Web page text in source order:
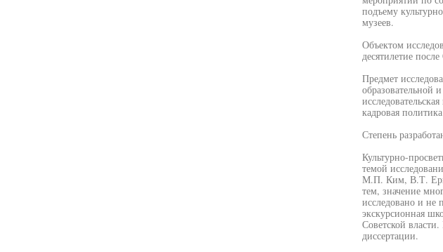
подъему
музеев.
Объектом
десятилетие
Предмет
образовательной
кадровая
Степень
Культурно-
темой
М.П. Ким, В.Т.
тем, значение
исследовано и не
экскурсионная
Советской
диссертации.